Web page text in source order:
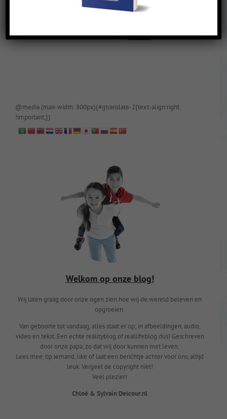
@media (max-width: 800px){#gtranslate-2{text-align:right
!important;}}
Welkom op onze blog!
Wij laten graag door onze ogen zien hoe wij de wereld beleven en
opgroeien.
Van geboorte tot vandaag, alles staat er op; in afbeeldingen, audio,
video en tekst. Een echte realityblog of reallifeblog dus! Geschreven
door onze papa, zo dat wij door kunnen met leven.
Lees mee, tip iemand, like of laat een berichtje achter voor ons, altijd
leuk. Vergeet de copyright niet!
Veel plezier!
Chloé & Sylvain Delcour.nl